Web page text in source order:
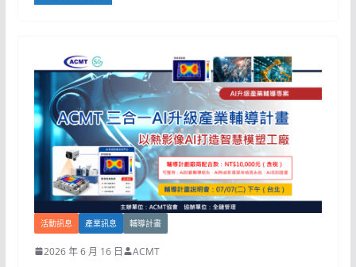
活動訊息 產業訊息 輔導計畫
2026 年 6 月 16 日 ACMT